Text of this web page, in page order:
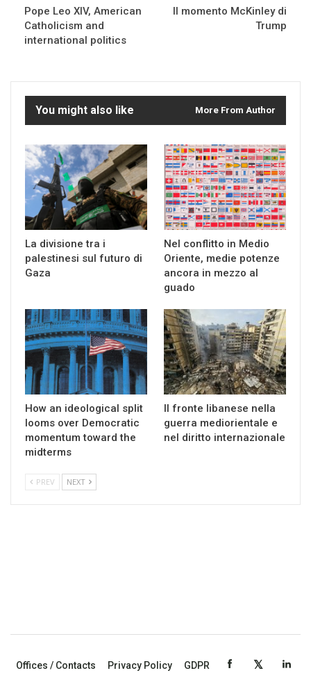
Pope Leo XIV, American
Catholicism and
international politics
Il momento McKinley di
Trump
You might also like More From Author
La divisione tra i
palestinesi sul futuro di
Gaza
Nel conflitto in Medio
Oriente, medie potenze
ancora in mezzo al
guado
How an ideological split
looms over Democratic
momentum toward the
midterms
Il fronte libanese nella
guerra mediorientale e
nel diritto internazionale
PREV NEXT
Offices / Contacts Privacy Policy GDPR